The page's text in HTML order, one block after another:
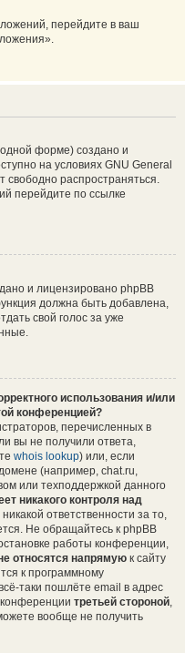
перейдите в ваш
форме) создано и
на условиях GNU General
свободно распространяться.
перейдите по ссылке
и лицензировано phpBB
должна быть добавлена,
свой голос за уже
использования и/или
конференцией?
перечисленных в
вы не получили ответа,
whois lookup) или, если
(например, chat.ru,
или техподдержкой данного
никакого контроля над
ответственности за то,
Не обращайтесь к phpBB
работы конференции,
относятся напрямую к сайту
к программному
таки пошлёте email в адрес
третьей стороной,
вообще не получить